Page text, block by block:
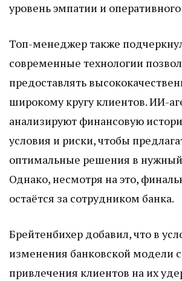
уровень эмпатии и
Топ-менеджер также
современные технологии
предоставлять
широкому кругу клиентов. ИИ-
анализируют финансовую
условия и риски, чтобы
оптимальные решения в
Однако, несмотря на это,
остаётся за сотрудником банка.
Брейтенбихер добавил, что в
изменения банковской модели
привлечения клиентов на их